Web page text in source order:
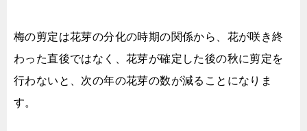
梅の剪定は花芽の分化の時期の関係から、花が咲き終
わった直後ではなく、花芽が確定した後の秋に剪定を
行わないと、次の年の花芽の数が減ることになりま
す。